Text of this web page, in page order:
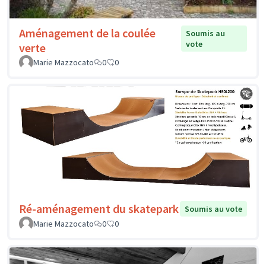
Aménagement de la coulée
verte
Soumis au
vote
Marie Mazzocato
0 0
Ré-aménagement du skatepark Soumis au vote
Marie Mazzocato
0 0